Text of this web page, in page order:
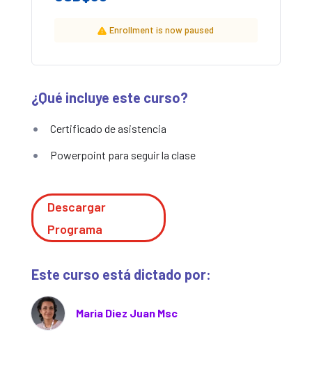
Enrollment is now paused
¿Qué incluye este curso?
Certificado de asistencia
Powerpoint para seguir la clase
Descargar
Programa
Este curso está dictado por:
Maria Diez Juan Msc